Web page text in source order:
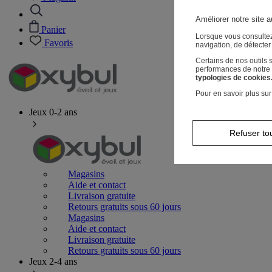
Panier
Favoris
Jeux 0-2 ans
Magasins
Aide et contact
Livraison gratuite
Retours gratuits sous 60 jours
Magasins
Aide et contact
Livraison gratuite
Retours gratuits sous 60 jours
Jeux 2-4 ans
Améliorer notre site
Lorsque vous
navigation, de
Certains de nos outils
performances de
typologies de cookies.
Pour en savoir plus
Refuser